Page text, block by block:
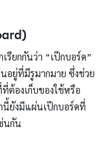
รียกกันว่า “เป๊กบอร์ด”
อยู่ที่มีรูมากมาย ซึ่งช่วย
ต้องเก็บของใช้หรือ
นี้ยังมีแผ่นเป๊กบอร์ดที่
นกัน